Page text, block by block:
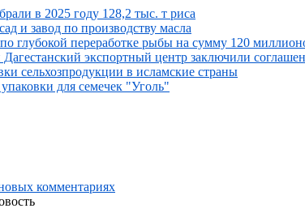
в 2025 году 128,2 тыс. т риса
и завод по производству масла
глубокой переработке рыбы на сумму 120
экспортный центр заключили
сельхозпродукции в исламские страны
для семечек "Уголь"
комментариях